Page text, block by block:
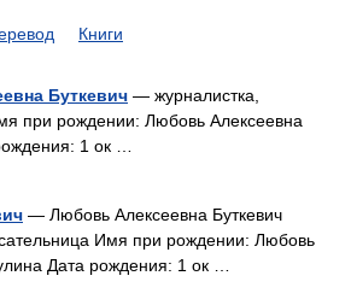
Книги
Буткевич — журналистка,
при рождении: Любовь Алексеевна
1 ок …
— Любовь Алексеевна Буткевич
Имя при рождении: Любовь
Дата рождения: 1 ок …